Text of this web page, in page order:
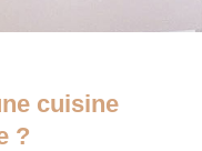
cuisine
?